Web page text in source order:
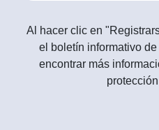
Al hacer clic en
el boletín informativo
encontrar más